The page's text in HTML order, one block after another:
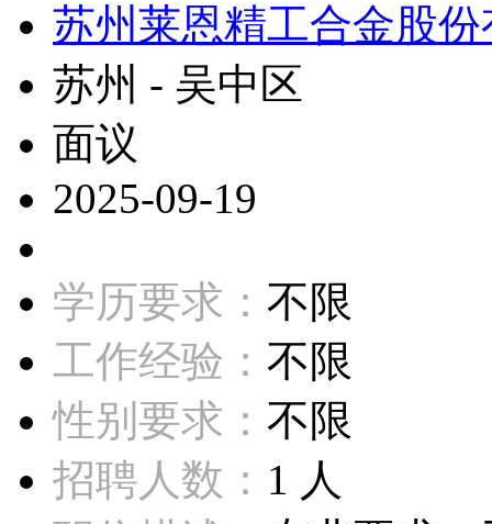
苏州莱恩精工合金股
苏州 - 吴中区
面议
2025-09-19
学历要求： 不限
工作经验： 不限
性别要求： 不限
招聘人数： 1 人